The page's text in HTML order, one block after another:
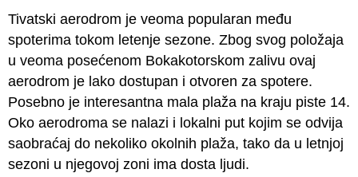
Tivatski aerodrom je veoma popularan među
spoterima tokom letenje sezone. Zbog svog položaja
u veoma posećenom Bokakotorskom zalivu ovaj
aerodrom je lako dostupan i otvoren za spotere.
Posebno je interesantna mala plaža na kraju piste 14.
Oko aerodroma se nalazi i lokalni put kojim se odvija
saobraćaj do nekoliko okolnih plaža, tako da u letnjoj
sezoni u njegovoj zoni ima dosta ljudi.